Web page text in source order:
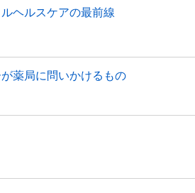
ヘルスケアの最前線
薬局に問いかけるもの